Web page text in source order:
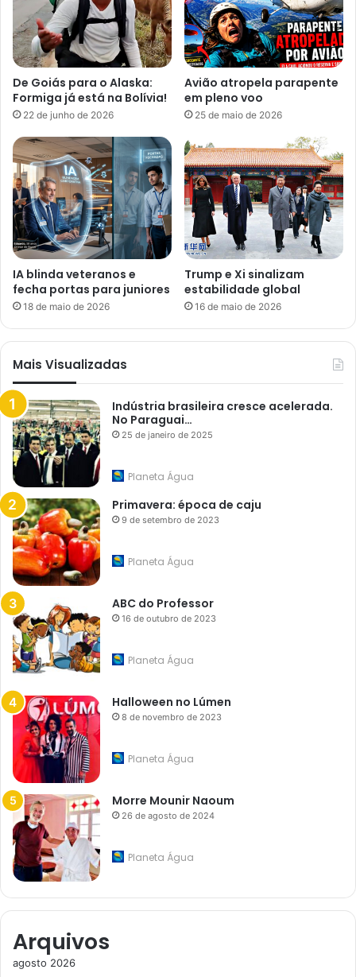
De Goiás para o Alaska:
Formiga já está na Bolívia!
22 de junho de 2026
Avião atropela parapente
em pleno voo
25 de maio de 2026
IA blinda veteranos e
fecha portas para juniores
18 de maio de 2026
Trump e Xi sinalizam
estabilidade global
16 de maio de 2026
Mais Visualizadas
Indústria brasileira cresce acelerada.
No Paraguai…
25 de janeiro de 2025
Planeta Água
Primavera: época de caju
9 de setembro de 2023
Planeta Água
ABC do Professor
16 de outubro de 2023
Planeta Água
Halloween no Lúmen
8 de novembro de 2023
Planeta Água
Morre Mounir Naoum
26 de agosto de 2024
Planeta Água
Arquivos
agosto 2026